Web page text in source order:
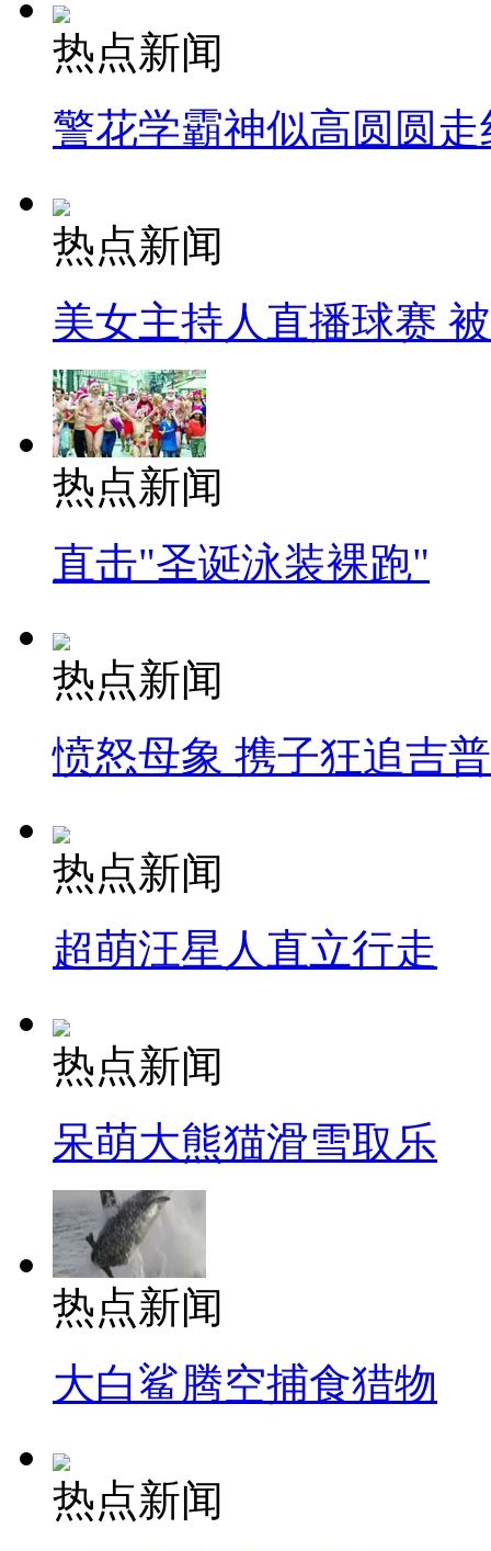
热点新闻
警花学霸神似高圆圆走
热点新闻
美女主持人直播球赛
热点新闻
直击"圣诞泳装裸跑"
热点新闻
愤怒母象 携子狂追吉
热点新闻
超萌汪星人直立行走
热点新闻
呆萌大熊猫滑雪取乐
热点新闻
大白鲨腾空捕食猎物
热点新闻